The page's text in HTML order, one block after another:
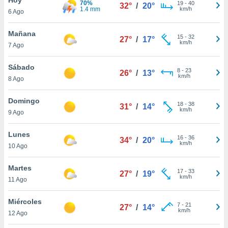
y
en
más
de
6 Ago
70%
1.4 mm
32° / 20° 19- 40
km/h
Mañana
7 Ago
27° / 17° 15- 32
km/h
Sábado
8 Ago
26° / 13° 8- 23
km/h
Domingo
9 Ago
31° / 14° 18- 38
km/h
Lunes
10 Ago
34° / 20° 16- 36
km/h
Martes
11 Ago
27° / 19° 17- 33
km/h
Miércoles
12 Ago
27° / 14° 7- 21
km/h